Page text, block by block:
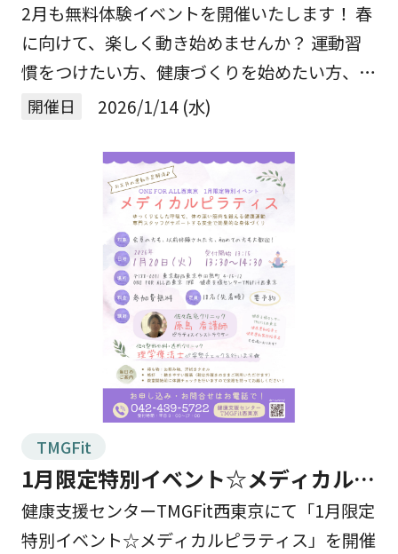
トを開催します！
2月も無料体験イベントを開催いたします！ 春
に向けて、楽しく動き始めませんか？ 運動習
慣をつけたい方、健康づくりを始めたい方、ぜ
ひこの機会にご参加ください✨ 運動初心者
づくり […]
開催日 2026/1/14 (水)
TMGFit
1月限定特別イベント☆メディカルピ
ラティスを開催！
健康支援センターTMGFit西東京にて「1月限定
特別イベント☆メディカルピラティス」を開催